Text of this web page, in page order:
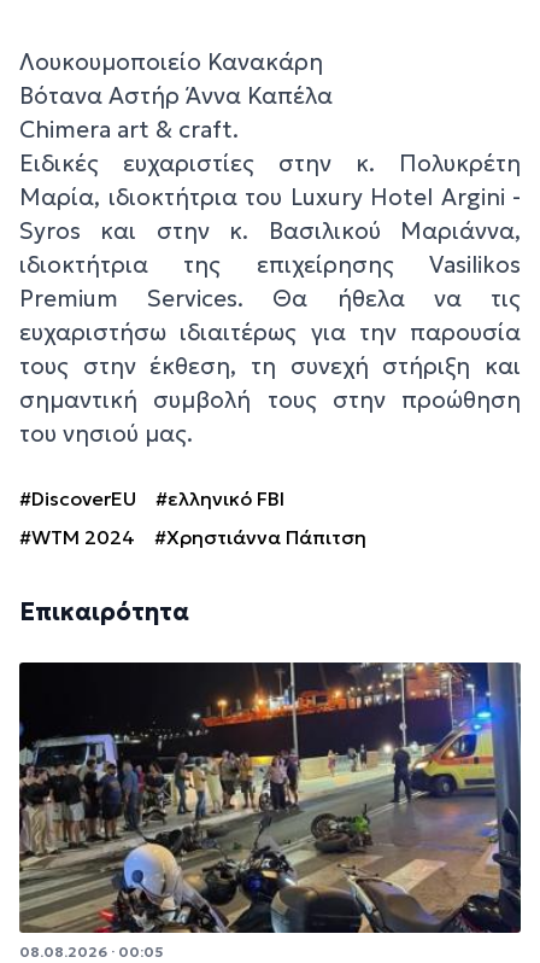
Λουκουμοποιείο Κανακάρη
Βότανα Αστήρ Άννα Καπέλα
Chimera art & craft.
Ειδικές ευχαριστίες στην κ. Πολυκρέτη
Μαρία, ιδιοκτήτρια του Luxury Hotel Argini -
Syros και στην κ. Βασιλικού Μαριάννα,
ιδιοκτήτρια της επιχείρησης Vasilikos
Premium Services. Θα ήθελα να τις
ευχαριστήσω ιδιαιτέρως για την παρουσία
τους στην έκθεση, τη συνεχή στήριξη και
σημαντική συμβολή τους στην προώθηση
του νησιού μας.
#DiscoverEU
#ελληνικό FBI
#WTM 2024
#Χρηστιάννα Πάπιτση
Επικαιρότητα
08.08.2026 · 00:05